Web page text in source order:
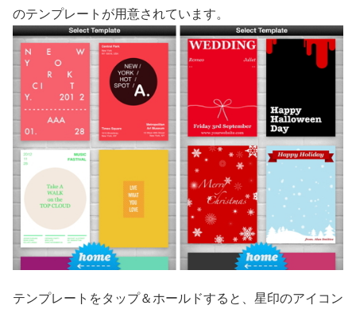
のテンプレートが用意されています。
テンプレートをタップ＆ホールドすると、星印のアイコン